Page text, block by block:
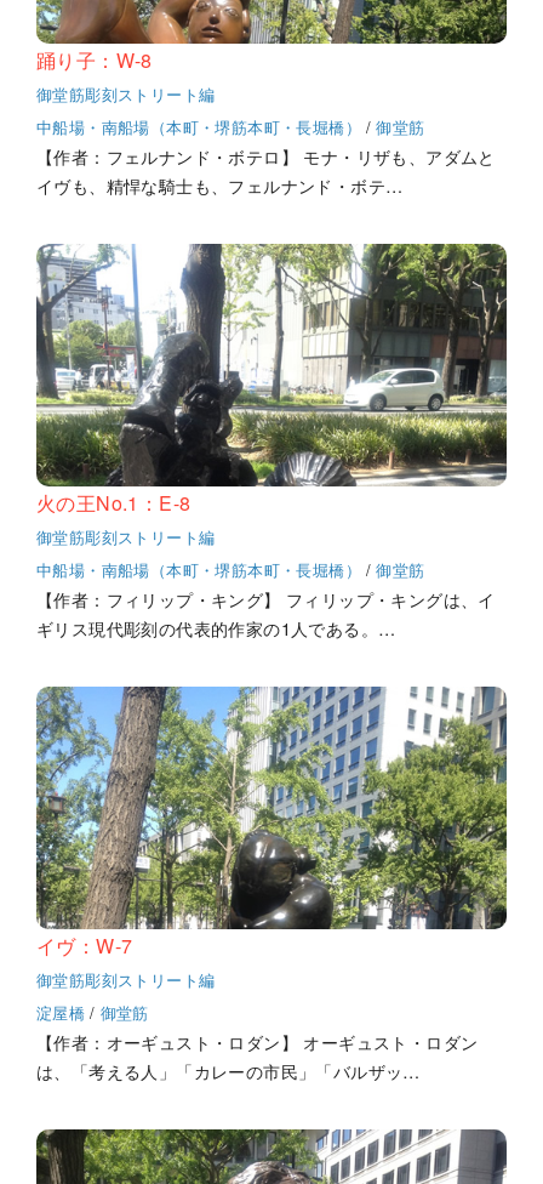
踊り子：W-8
御堂筋彫刻ストリート編
中船場・南船場（本町・堺筋本町・長堀橋）
/ 御堂筋
【作者：フェルナンド・ボテロ】 モナ・リザも、アダムと
イヴも、精悍な騎士も、フェルナンド・ボテ…
火の王No.1：E-8
御堂筋彫刻ストリート編
中船場・南船場（本町・堺筋本町・長堀橋）
/ 御堂筋
【作者：フィリップ・キング】 フィリップ・キングは、イ
ギリス現代彫刻の代表的作家の1人である。…
イヴ：W-7
御堂筋彫刻ストリート編
淀屋橋 / 御堂筋
【作者：オーギュスト・ロダン】 オーギュスト・ロダン
は、「考える人」「カレーの市民」「バルザッ…